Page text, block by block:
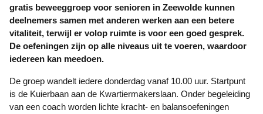
gratis beweeggroep voor senioren in Zeewolde kunnen
deelnemers samen met anderen werken aan een betere
vitaliteit, terwijl er volop ruimte is voor een goed gesprek.
De oefeningen zijn op alle niveaus uit te voeren, waardoor
iedereen kan meedoen.
De groep wandelt iedere donderdag vanaf 10.00 uur. Startpunt
is de Kuierbaan aan de Kwartiermakerslaan. Onder begeleiding
van een coach worden lichte kracht- en balansoefeningen